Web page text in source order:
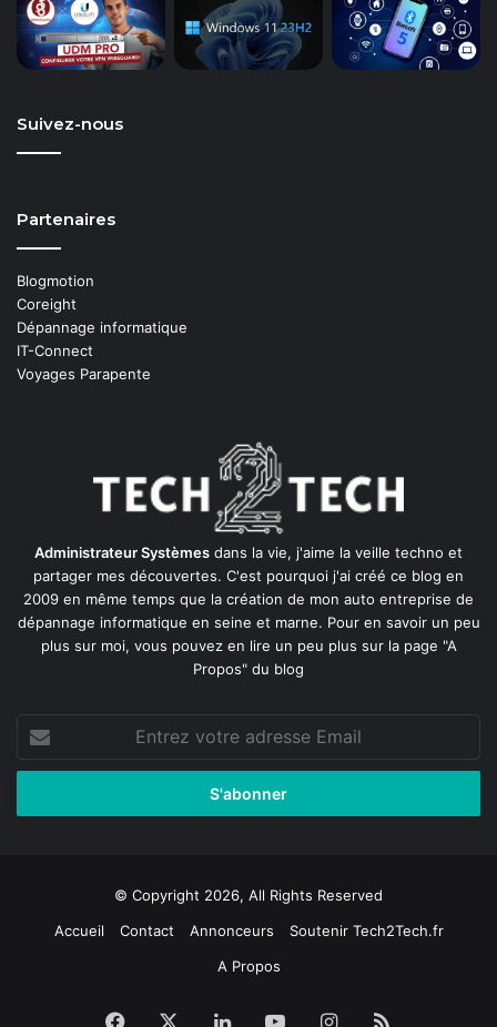
Suivez-nous
Partenaires
Blogmotion
Coreight
Dépannage informatique
IT-Connect
Voyages Parapente
Administrateur Systèmes dans la vie, j'aime la veille techno et
partager mes découvertes. C'est pourquoi j'ai créé ce blog en
2009 en même temps que la création de mon auto entreprise de
dépannage informatique en seine et marne. Pour en savoir un peu
plus sur moi, vous pouvez en lire un peu plus sur la page "A
Propos" du blog
Entrez
votre
adresse
© Copyright 2026, All Rights Reserved
Accueil
Contact Annonceurs
Soutenir Tech2Tech.fr
A Propos
Facebook LinkedinYouTubeInstagram